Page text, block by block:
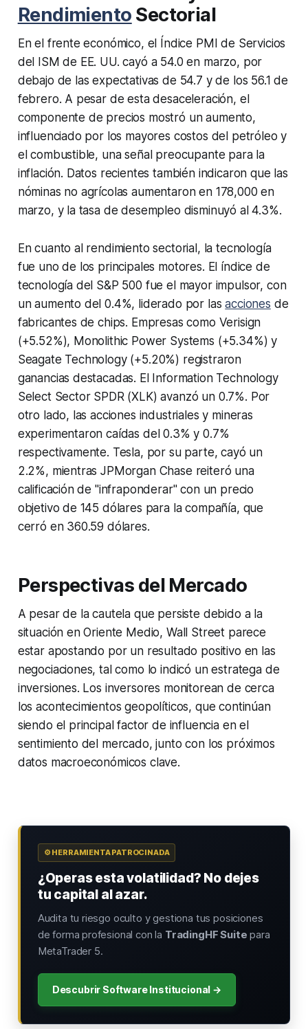
Rendimiento Sectorial
En el frente económico, el Índice PMI de Servicios
del ISM de EE. UU. cayó a 54.0 en marzo, por
debajo de las expectativas de 54.7 y de los 56.1 de
febrero. A pesar de esta desaceleración, el
componente de precios mostró un aumento,
influenciado por los mayores costos del petróleo y
el combustible, una señal preocupante para la
inflación. Datos recientes también indicaron que las
nóminas no agrícolas aumentaron en 178,000 en
marzo, y la tasa de desempleo disminuyó al 4.3%.
En cuanto al rendimiento sectorial, la tecnología
fue uno de los principales motores. El índice de
tecnología del S&P 500 fue el mayor impulsor, con
un aumento del 0.4%, liderado por lasacciones de
fabricantes de chips. Empresas como Verisign
(+5.52%), Monolithic Power Systems (+5.34%) y
Seagate Technology (+5.20%) registraron
ganancias destacadas. El Information Technology
Select Sector SPDR (XLK) avanzó un 0.7%. Por
otro lado, las acciones industriales y mineras
experimentaron caídas del 0.3% y 0.7%
respectivamente. Tesla, por su parte, cayó un
2.2%, mientras JPMorgan Chase reiteró una
calificación de "infraponderar" con un precio
objetivo de 145 dólares para la compañía, que
cerró en 360.59 dólares.
Perspectivas del Mercado
A pesar de la cautela que persiste debido a la
situación en Oriente Medio, Wall Street parece
estar apostando por un resultado positivo en las
negociaciones, tal como lo indicó un estratega de
inversiones. Los inversores monitorean de cerca
los acontecimientos geopolíticos, que continúan
siendo el principal factor de influencia en el
sentimiento del mercado, junto con los próximos
datos macroeconómicos clave.
⚙️ HERRAMIENTA PATROCINADA
¿Operas esta volatilidad? No dejes
tu capital al azar.
Audita tu riesgo oculto y gestiona tus posiciones
de forma profesional con la TradingHF Suite para
MetaTrader 5.
Descubrir Software Institucional →